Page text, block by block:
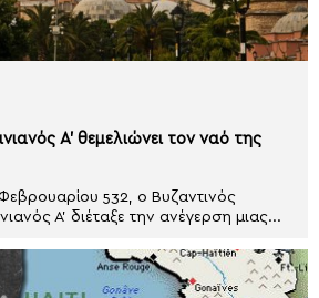
Α’ θεμελιώνει τον ναό της
532, ο Βυζαντινός
Α’ διέταξε την ανέγερση μιας...